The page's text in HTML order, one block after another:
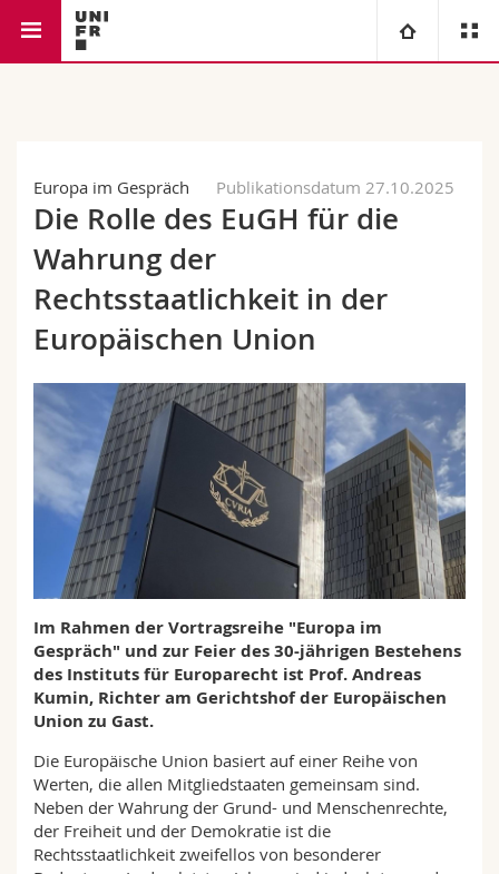
Campus
Forschung
Universität
Weiterbildung
Theologische Fak.
Rechtswissenschaftliche Fak.
Wirtschafts- und Sozialwissenschaftliche Fak.
Philosophische Fak.
Fak. für Erziehungs- und Bildungswissenschaften
Math.-Nat. und Med. Fak.
Interfakultär
Informationen für
Studieninteressierte
Studierende
Medien
Forschende
Mitarbeitende
Doktorierende
Ressourcen
Personenverzeichnis
Ortsplan
Bibliotheken
Webmail
Vorlesungsverzeichnis
MyUnifr
Europa im Gespräch Publikationsdatum 27.10.2025
Die Rolle des EuGH für die
Wahrung der
Rechtsstaatlichkeit in der
Europäischen Union
Im Rahmen der Vortragsreihe "Europa im
Gespräch" und zur Feier des 30-jährigen Bestehens
des Instituts für Europarecht ist Prof. Andreas
Kumin, Richter am Gerichtshof der Europäischen
Union zu Gast.
Die Europäische Union basiert auf einer Reihe von
Werten, die allen Mitgliedstaaten gemeinsam sind.
Neben der Wahrung der Grund- und Menschenrechte,
der Freiheit und der Demokratie ist die
Rechtsstaatlichkeit zweifellos von besonderer